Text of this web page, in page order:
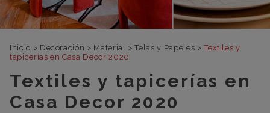
Inicio > Decoración > Material >Telas y Papeles >Textiles y
tapicerías en Casa Decor 2020
Textiles y tapicerías en
Casa Decor 2020